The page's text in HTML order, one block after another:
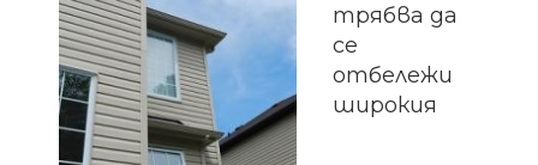
трябва да
се
отбележи
широкия